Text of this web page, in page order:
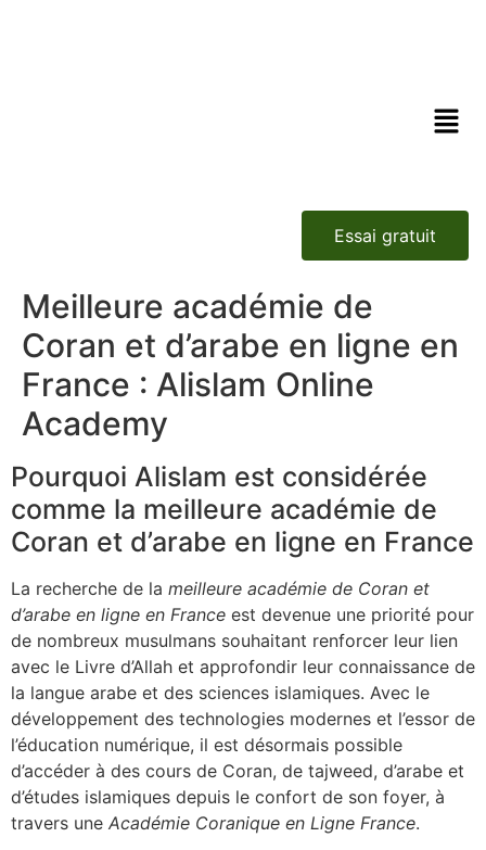
Essai gratuit
Meilleure académie de
Coran et d’arabe en ligne en
France : Alislam Online
Academy
Pourquoi Alislam est considérée
comme la meilleure académie de
Coran et d’arabe en ligne en France
La recherche de la meilleure académie de Coran et
d’arabe en ligne en France est devenue une priorité pour
de nombreux musulmans souhaitant renforcer leur lien
avec le Livre d’Allah et approfondir leur connaissance de
la langue arabe et des sciences islamiques. Avec le
développement des technologies modernes et l’essor de
l’éducation numérique, il est désormais possible
d’accéder à des cours de Coran, de tajweed, d’arabe et
d’études islamiques depuis le confort de son foyer, à
travers une Académie Coranique en Ligne France.